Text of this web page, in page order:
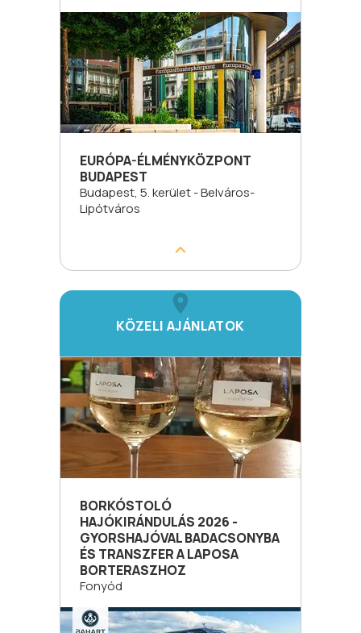
EURÓPA-ÉLMÉNYKÖZPONT
BUDAPEST
Budapest, 5. kerület - Belváros-
Lipótváros
KÖZELI AJÁNLATOK
BORKÓSTOLÓ
HAJÓKIRÁNDULÁS 2026 -
GYORSHAJÓVAL BADACSONYBA
ÉS TRANSZFER A LAPOSA
BORTERASZHOZ
Fonyód